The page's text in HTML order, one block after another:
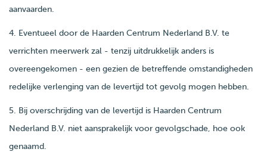
aanvaarden.
4. Eventueel door de Haarden Centrum Nederland B.V. te
verrichten meerwerk zal - tenzij uitdrukkelijk anders is
overeengekomen - een gezien de betreffende omstandigheden
redelijke verlenging van de levertijd tot gevolg mogen hebben.
5. Bij overschrijding van de levertijd is Haarden Centrum
Nederland B.V. niet aansprakelijk voor gevolgschade, hoe ook
genaamd.